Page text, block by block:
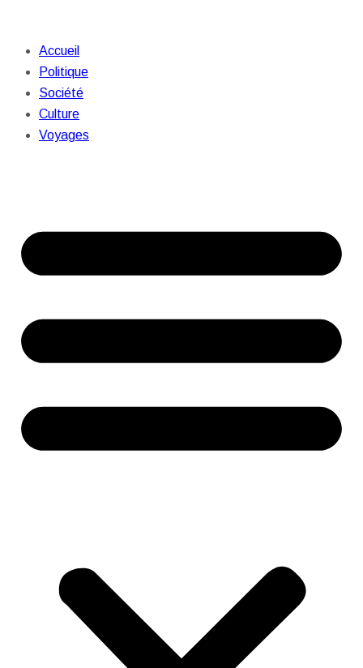
Accueil
Politique
Société
Culture
Voyages